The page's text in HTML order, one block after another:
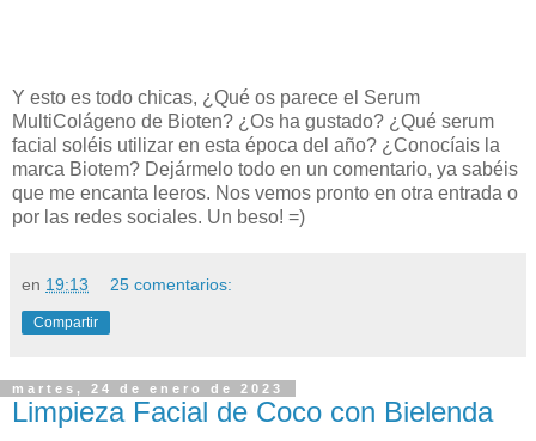
Y esto es todo chicas, ¿Qué os parece el Serum
MultiColágeno de Bioten? ¿Os ha gustado? ¿Qué serum
facial soléis utilizar en esta época del año? ¿Conocíais la
marca Biotem? Dejármelo todo en un comentario, ya sabéis
que me encanta leeros. Nos vemos pronto en otra entrada o
por las redes sociales. Un beso! =)
en 19:13 25 comentarios:
Compartir
martes, 24 de enero de 2023
Limpieza Facial de Coco con Bielenda